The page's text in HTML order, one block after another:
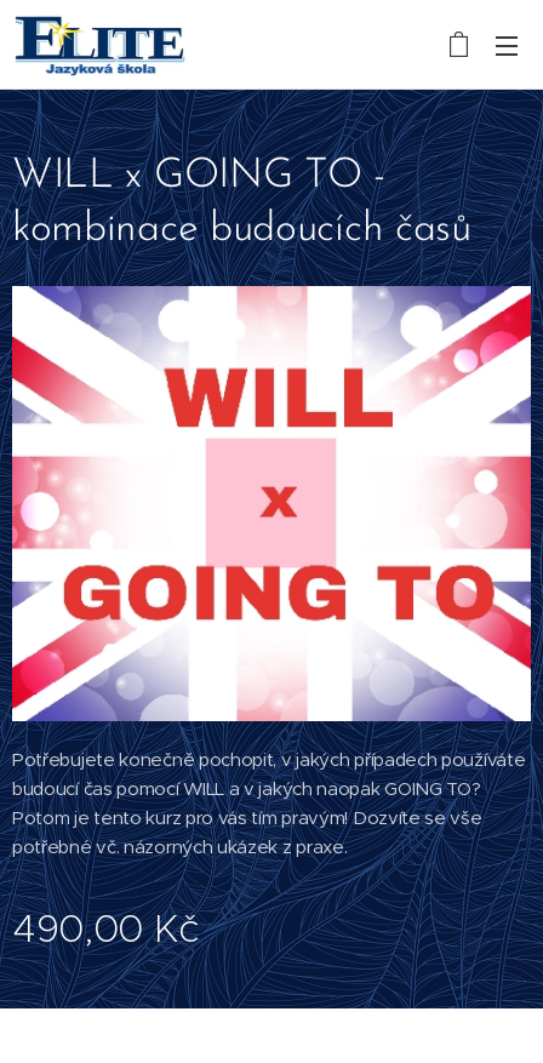
WILL x GOING TO -
kombinace budoucích časů
Potřebujete konečně pochopit, v jakých případech používáte
budoucí čas pomocí WILL a v jakých naopak GOING TO?
Potom je tento kurz pro vás tím pravým! Dozvíte se vše
potřebné vč. názorných ukázek z praxe.
490,00Kč